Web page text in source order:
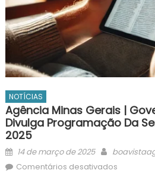
NOTÍCIAS
Agência Minas Gerais |
Divulga Programação Da
2025
Posted
on
14 de março de 2025 Author
Comentários desativadosem